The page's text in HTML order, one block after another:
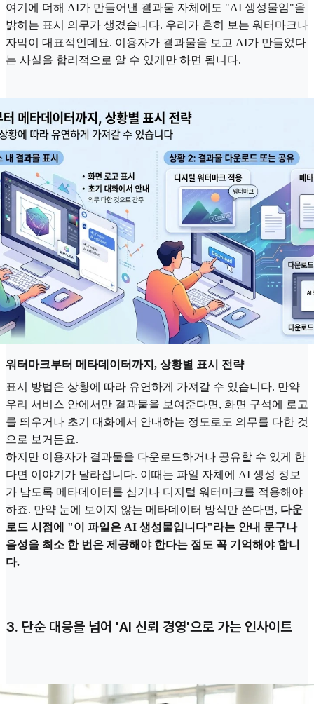
여기에 더해 AI가 만들어낸 결과물 자체에도 "AI 생성물임"을
밝히는 표시 의무가 생겼습니다. 우리가 흔히 보는 워터마크나
자막이 대표적인데요. 이용자가 결과물을 보고 AI가 만들었다
는 사실을 합리적으로 알 수 있게만 하면 됩니다.
워터마크부터 메타데이터까지, 상황별 표시 전략
표시 방법은 상황에 따라 유연하게 가져갈 수 있습니다. 만약
우리 서비스 안에서만 결과물을 보여준다면, 화면 구석에 로고
를 띄우거나 초기 대화에서 안내하는 정도로도 의무를 다한 것
으로 보거든요.
하지만 이용자가 결과물을 다운로드하거나 공유할 수 있게 한
다면 이야기가 달라집니다. 이때는 파일 자체에 AI 생성 정보
가 남도록 메타데이터를 심거나 디지털 워터마크를 적용해야
하죠. 만약 눈에 보이지 않는 메타데이터 방식만 쓴다면, 다운
로드 시점에 "이 파일은 AI 생성물입니다"라는 안내 문구나
음성을 최소 한 번은 제공해야 한다는 점도 꼭 기억해야 합니
다.
3. 단순 대응을 넘어 'AI 신뢰 경영'으로 가는 인사이트